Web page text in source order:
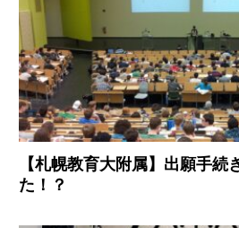
【札幌教育大附属】出願手続
た！？